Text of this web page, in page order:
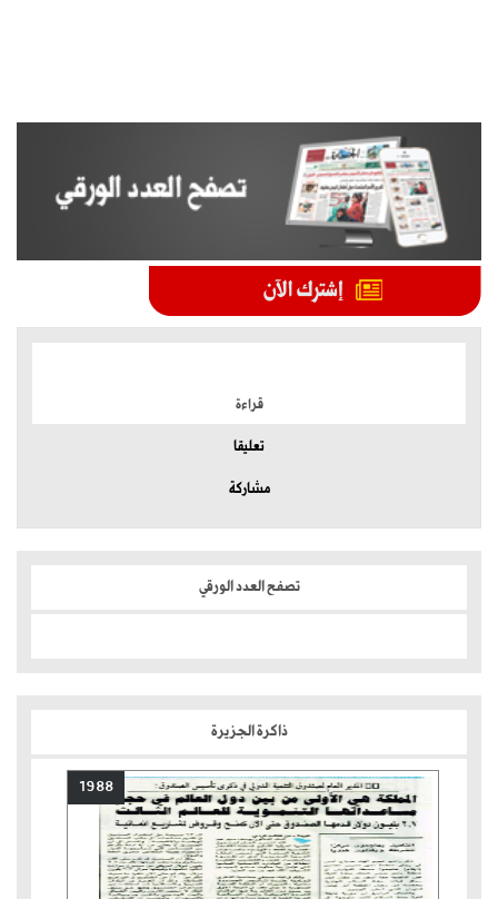
قراءة
تعليقا
مشاركة
تصفح العدد الورقي
ذاكرة الجزيرة
1988